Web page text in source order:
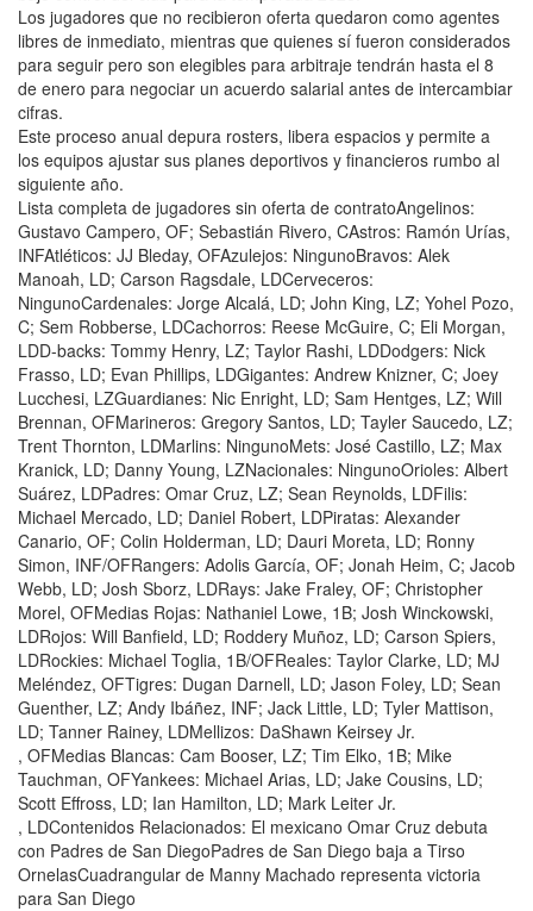
Los jugadores que no recibieron oferta quedaron como agentes
libres de inmediato, mientras que quienes sí fueron considerados
para seguir pero son elegibles para arbitraje tendrán hasta el 8
de enero para negociar un acuerdo salarial antes de intercambiar
cifras.
Este proceso anual depura rosters, libera espacios y permite a
los equipos ajustar sus planes deportivos y financieros rumbo al
siguiente año.
Lista completa de jugadores sin oferta de contratoAngelinos:
Gustavo Campero, OF; Sebastián Rivero, CAstros: Ramón Urías,
INFAtléticos: JJ Bleday, OFAzulejos: NingunoBravos: Alek
Manoah, LD; Carson Ragsdale, LDCerveceros:
NingunoCardenales: Jorge Alcalá, LD; John King, LZ; Yohel Pozo,
C; Sem Robberse, LDCachorros: Reese McGuire, C; Eli Morgan,
LDD-backs: Tommy Henry, LZ; Taylor Rashi, LDDodgers: Nick
Frasso, LD; Evan Phillips, LDGigantes: Andrew Knizner, C; Joey
Lucchesi, LZGuardianes: Nic Enright, LD; Sam Hentges, LZ; Will
Brennan, OFMarineros: Gregory Santos, LD; Tayler Saucedo, LZ;
Trent Thornton, LDMarlins: NingunoMets: José Castillo, LZ; Max
Kranick, LD; Danny Young, LZNacionales: NingunoOrioles: Albert
Suárez, LDPadres: Omar Cruz, LZ; Sean Reynolds, LDFilis:
Michael Mercado, LD; Daniel Robert, LDPiratas: Alexander
Canario, OF; Colin Holderman, LD; Dauri Moreta, LD; Ronny
Simon, INF/OFRangers: Adolis García, OF; Jonah Heim, C; Jacob
Webb, LD; Josh Sborz, LDRays: Jake Fraley, OF; Christopher
Morel, OFMedias Rojas: Nathaniel Lowe, 1B; Josh Winckowski,
LDRojos: Will Banfield, LD; Roddery Muñoz, LD; Carson Spiers,
LDRockies: Michael Toglia, 1B/OFReales: Taylor Clarke, LD; MJ
Meléndez, OFTigres: Dugan Darnell, LD; Jason Foley, LD; Sean
Guenther, LZ; Andy Ibáñez, INF; Jack Little, LD; Tyler Mattison,
LD; Tanner Rainey, LDMellizos: DaShawn Keirsey Jr.
, OFMedias Blancas: Cam Booser, LZ; Tim Elko, 1B; Mike
Tauchman, OFYankees: Michael Arias, LD; Jake Cousins, LD;
Scott Effross, LD; Ian Hamilton, LD; Mark Leiter Jr.
, LDContenidos Relacionados: El mexicano Omar Cruz debuta
con Padres de San DiegoPadres de San Diego baja a Tirso
OrnelasCuadrangular de Manny Machado representa victoria
para San Diego